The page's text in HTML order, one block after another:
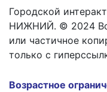
Городской
НИЖНИЙ. © 2024
или частичное
только с
Возрастное